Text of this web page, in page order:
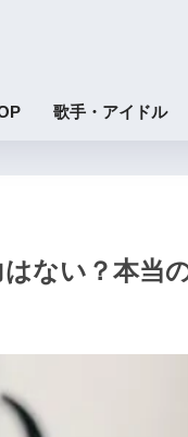
歌手・アイドル
ない？本当